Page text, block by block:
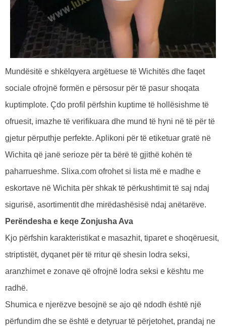
Mundësitë e shkëlqyera argëtuese të Wichitës dhe faqet
sociale ofrojnë formën e përsosur për të pasur shoqata
kuptimplote. Çdo profil përfshin kuptime të hollësishme të
ofruesit, imazhe të verifikuara dhe mund të hyni në të për të
gjetur përputhje perfekte. Aplikoni për të etiketuar gratë në
Wichita që janë serioze për ta bërë të gjithë kohën të
paharrueshme. Slixa.com ofrohet si lista më e madhe e
eskortave në Wichita për shkak të përkushtimit të saj ndaj
sigurisë, asortimentit dhe mirëdashësisë ndaj anëtarëve.
Perëndesha e keqe Zonjusha Ava
Kjo përfshin karakteristikat e masazhit, tiparet e shoqëruesit,
striptistët, dyqanet për të rritur që shesin lodra seksi,
aranzhimet e zonave që ofrojnë lodra seksi e kështu me
radhë.
Shumica e njerëzve besojnë se ajo që ndodh është një
përfundim dhe se është e detyruar të përjetohet, prandaj ne